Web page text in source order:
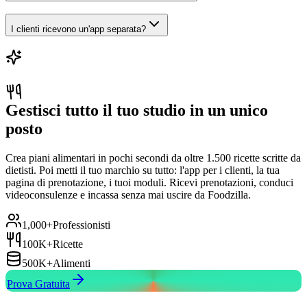
I clienti ricevono un'app separata?
Gestisci tutto il tuo studio in un unico
posto
Crea piani alimentari in pochi secondi da oltre 1.500 ricette scritte da
dietisti. Poi metti il tuo marchio su tutto: l'app per i clienti, la tua
pagina di prenotazione, i tuoi moduli. Ricevi prenotazioni, conduci
videoconsulenze e incassa senza mai uscire da Foodzilla.
1,000+Professionisti
100K+Ricette
500K+Alimenti
Prova Gratuita